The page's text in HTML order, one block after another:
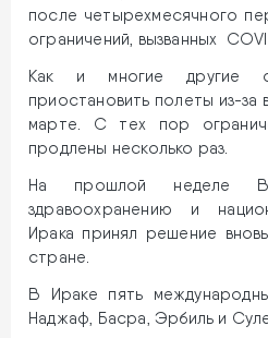
после четырехмесячного
ограничений, вызванных
Как и многие другие
приостановить полеты из-за
марте. С тех пор
продлены несколько раз.
На прошлой неделе
здравоохранению и
Ирака принял решение
стране.
В Ираке пять
Наджаф, Басра, Эрбиль и